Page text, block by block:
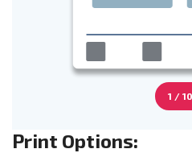
1 / 10
Print Options: